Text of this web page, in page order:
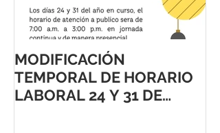
MODIFICACIÓN
TEMPORAL DE HORARIO
LABORAL 24 Y 31 DE